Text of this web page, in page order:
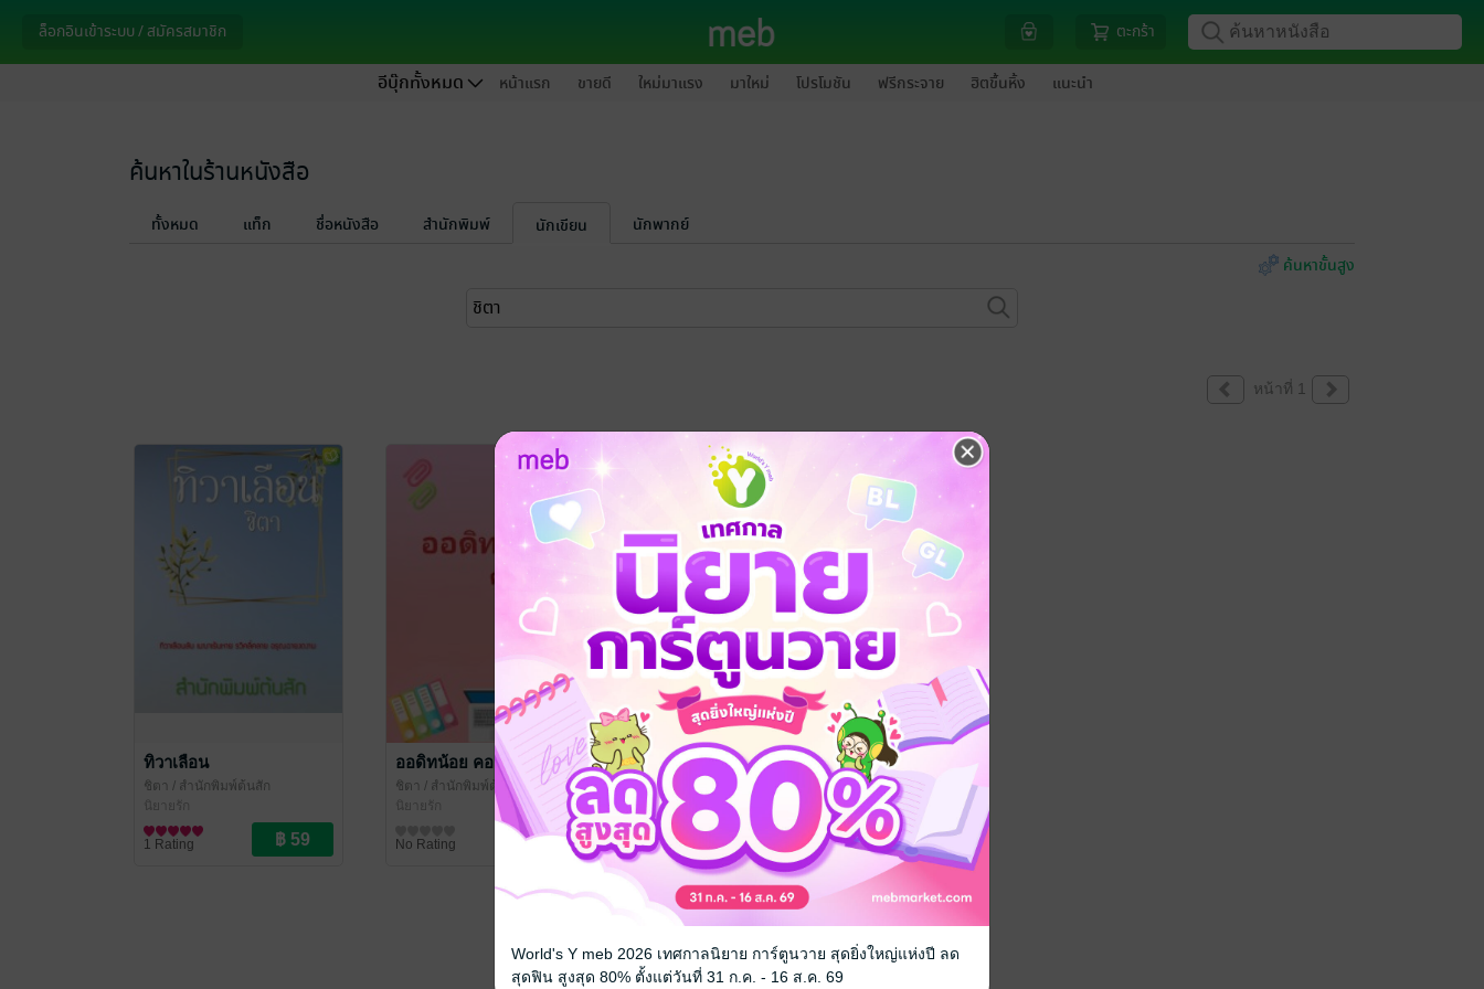
ล็อกอินเข้าระบบ / สมัครสมาชิก ตะกร้า
อีบุ๊กทั้งหมด หน้าแรก ขายดี ใหม่มาแรง มาใหม่ โปรโมชัน ฟรีกระจาย ฮิตขึ้นหิ้ง แนะนำ
ค้นหาในร้านหนังสือ
ทั้งหมด แท็ก ชื่อหนังสือ สำนักพิมพ์ นักเขียน
นักพากย์
ค้นหาขั้นสูง
หน้าที่ 1
ทิวาเลือน
ชิตา / สำนักพิมพ์ต้นสัก
นิยายรัก
1 Rating
ออดิทน้อย คอยรัก
ชิตา / สำนักพิมพ์ต้นสัก
นิยายรัก
No Rating
กว่าจะรู้ใจ
ชิตา/ สำนักพิมพ์ต้นสัก
นิยายรัก
3 Rating
หน้าที่ 1
World's Y meb 2026 เทศกาลนิยาย การ์ตูนวาย สุดยิ่งใหญ่แห่งปี ลด
สุดฟิน สูงสุด 80% ตั้งแต่วันที่ 31 ก.ค. - 16 ส.ค. 69